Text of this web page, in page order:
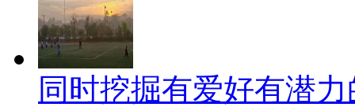
同时挖掘有爱好有潜力